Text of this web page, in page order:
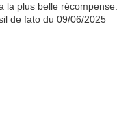
la plus belle récompense.
de fato du 09/06/2025